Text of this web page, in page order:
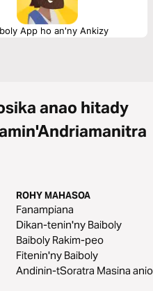
App ho an'ny Ankizy
anao hitady
ROHY MAHASOA
Fanampiana
Dikan-tenin'ny Baiboly
Baiboly Rakim-peo
Fitenin'ny Baiboly
Andinin-tSoratra Masina anio